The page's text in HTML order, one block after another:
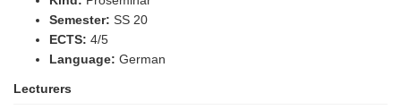
Semester: SS 20
ECTS: 4/5
Language: German
Lecturers